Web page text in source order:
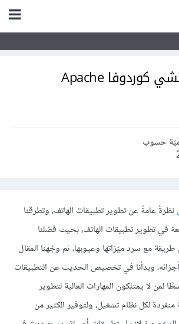
إطار العمل أباتشي كوردوفا Apache
حسوب
نظرةً عامةً عن تطوير تطبيقات الهاتف، وتطرقنا
في تطوير تطبيقات الهاتف، بحيث فصّلنا
مع سرد ميّزاتها وعيوبها، ثم وجّهنا المقال
وبدأنا في تخصيص الحديث عن التطبيقات
لمن لا يمتلكون المهارات العالية لتطوير
لكل نظام تشغيل، ولتوفير الكثير من